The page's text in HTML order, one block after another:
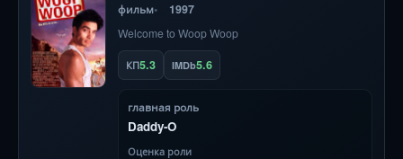
фильм 1997
Welcome to Woop Woop
КП5.3 IMDb5.6
главная роль
Daddy-O
Оценка роли